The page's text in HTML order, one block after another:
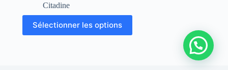
Citadine
Sélectionner les options